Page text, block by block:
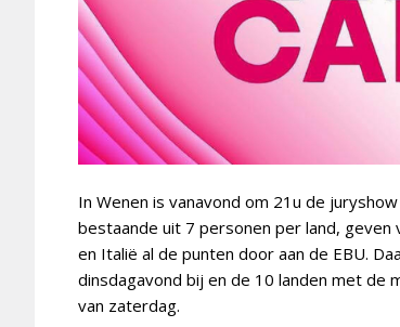
In Wenen is vanavond om 21u de
bestaande uit 7 personen per land,
en Italië al de punten door aan de EBU.
dinsdagavond bij en de 10 landen met de
van zaterdag.